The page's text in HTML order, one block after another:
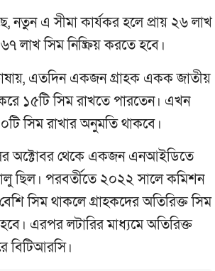
নতুন এ সীমা কার্যকর হলে প্রায় ২৬ লাখ
লাখ সিম নিষ্ক্রিয় করতে হবে।
এতদিন একজন গ্রাহক একক জাতীয়
১৫টি সিম রাখতে পারতেন। এখন
সিম রাখার অনুমতি থাকবে।
অক্টোবর থেকে একজন এনআইডিতে
ছিল। পরবর্তীতে ২০২২ সালে কমিশন
সিম থাকলে গ্রাহকদের অতিরিক্ত সিম
এরপর লটারির মাধ্যমে অতিরিক্ত
বিটিআরসি।